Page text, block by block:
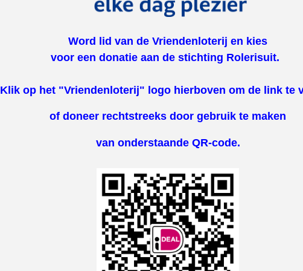
Word lid van de Vriendenloterij en kies
voor een donatie aan de stichting Rolerisuit.
Klik op het "Vriendenloterij" logo hierboven om de link te
of doneer rechtstreeks door gebruik te maken
van onderstaande QR-code.